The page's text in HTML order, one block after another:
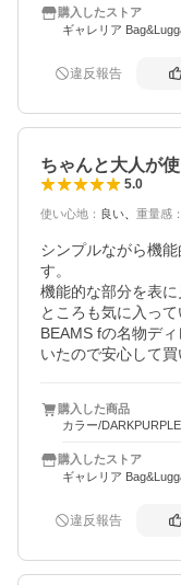
リアル店舗でチェ
いるうちに馴染ん
購入したストア
ギャレリア
違反報告
ちゃんと大人が
5.0
使い心地 ： 良い 重量感 ：
シンプルながら機
す。
機能的な部分を表
ところも気に入って
BEAMS fの名物デ
いたので安心して買
きがちなのですが
に滑らか。なので
ニットを着ることが
購入した商品
カラー/DARKPURPLE
購入したストア
ギャレリア
違反報告